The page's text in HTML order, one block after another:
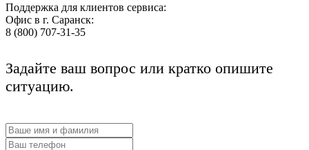
Поддержка для клиентов сервиса:
Офис в г. Саранск:
8 (800) 707-31-35
Задайте ваш вопрос или кратко опишите
ситуацию.